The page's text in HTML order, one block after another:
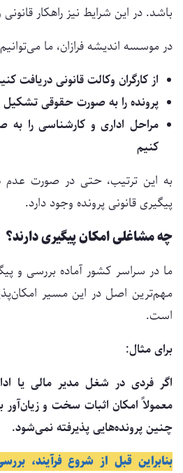
باشد. در این شرایط نیز راهکار
در موسسه اندیشه فرازان، ما
از کارگران وکالت قانونی دریافت
پرونده را به صورت حقوقی
مراحل اداری و کارشناسی را
کنیم
به این ترتیب، حتی در صورت عدم
پیگیری قانونی پرونده وجود دارد.
چه مشاغلی امکان پیگیری دارند؟
ما در سراسر کشور آماده بررسی و
مهم‌ترین اصل در این مسیر
است.
برای مثال:
اگر فردی در شغل مدیر مالی یا
معمولاً امکان اثبات سخت و
چنین پرونده‌هایی پذیرفته نمی‌شود.
بنابراین قبل از شروع فرآیند،